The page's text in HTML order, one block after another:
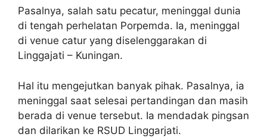
Pasalnya, salah satu pecatur, meninggal dunia
di tengah perhelatan Porpemda. Ia, meninggal
di venue catur yang diselenggarakan di
Linggajati – Kuningan.
Hal itu mengejutkan banyak pihak. Pasalnya, ia
meninggal saat selesai pertandingan dan masih
berada di venue tersebut. Ia mendadak pingsan
dan dilarikan ke RSUD Linggarjati.